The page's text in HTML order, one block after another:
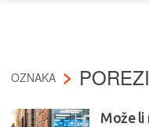
OZNAKA POREZI
Može li